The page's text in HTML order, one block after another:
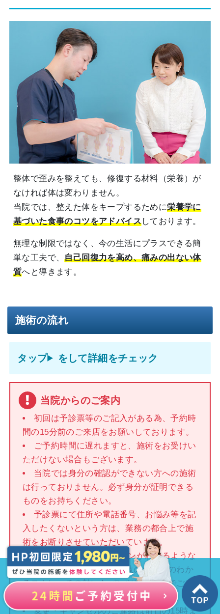
整体で歪みを整えても、修復する材料（栄養）が
なければ体は変わりません。
当院では、整えた体をキープするために栄養学に
基づいた食事のコツをアドバイスしております。
無理な制限ではなく、今の生活にプラスできる簡
単な工夫で、自己回復力を高め、痛みの出ない体
質へと導きます。
施術の流れ
をして詳細をチェック
当院からのご案内
初回は予診票等のご記入がある為、予約時
間の15分前のご来店をお願いしております。
ご予約時間に遅れますと、施術をお受けい
ただけない場合もございます。
当院では身分の確認ができない方への施術
は行っておりません。必ず身分が証明できる
ものをお持ちください。
予診票にて住所や電話番号、お悩み等を記
入したくないという方は、業務の都合上で施
術をお断りさせていただいています。
服装ですが、身体のラインがわかるような
トップスに、骨盤周りや下肢のラインのわか
るストレッチの効いたパンツスタイルでご来
店をお願い致します。
変更・キャンセルのご連絡は前日の15時ま